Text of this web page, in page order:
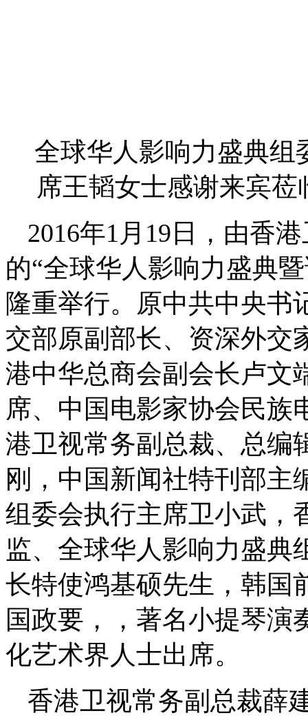
全球华人影响力盛典组
席王韬女士感谢来宾
2016年1月19日，由香
的“全球华人影响力盛典
隆重举行。原中共中央书
交部原副部长、资深外交
港中华总商会副会长卢文
席、中国电影家协会民族
港卫视常务副总裁、总编
刚，中国新闻社特刊部主
组委会执行主席卫小武，
监、全球华人影响力盛典
长特使鸿基硕先生，韩国
国政要，，著名小提琴演
化艺术界人士出席。
香港卫视常务副总裁薛